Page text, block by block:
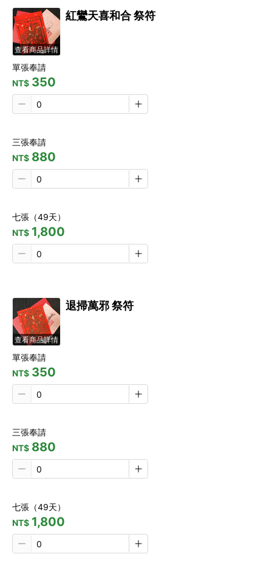
查看商品詳情
紅鸞天喜和合 祭符
單張奉請
NT$ 350
三張奉請
NT$ 880
七張（49天）
NT$ 1,800
查看商品詳情
退掃萬邪 祭符
單張奉請
NT$ 350
三張奉請
NT$ 880
七張（49天）
NT$ 1,800